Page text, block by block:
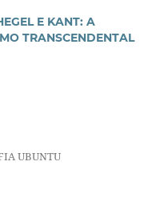
E KANT: A
TRANSCENDENTAL
UBUNTU